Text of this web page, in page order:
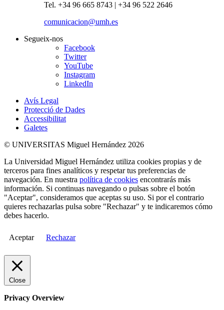
Tel. +34 96 665 8743 | +34 96 522 2646
comunicacion@umh.es
Segueix-nos
Facebook
Twitter
YouTube
Instagram
LinkedIn
Avís Legal
Protecció de Dades
Accessibilitat
Galetes
© UNIVERSITAS Miguel Hernández 2026
La Universidad Miguel Hernández utiliza cookies propias y de
terceros para fines analíticos y respetar tus preferencias de
navegación. En nuestra política de cookies encontrarás más
información. Si continuas navegando o pulsas sobre el botón
"Aceptar", consideramos que aceptas su uso. Si por el contrario
quieres rechazarlas pulsa sobre "Rechazar" y te indicaremos cómo
debes hacerlo.
Aceptar Rechazar
Close
Privacy Overview